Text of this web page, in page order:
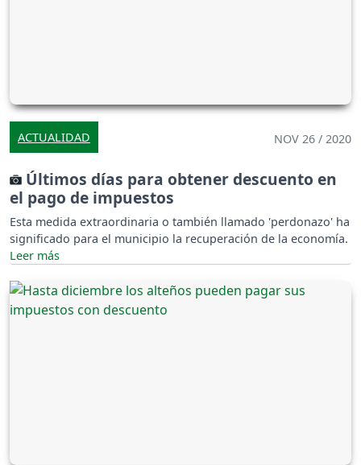
ACTUALIDAD NOV 26 / 2020
Últimos días para obtener descuento en
el pago de impuestos
Esta medida extraordinaria o también llamado 'perdonazo' ha
significado para el municipio la recuperación de la economía.